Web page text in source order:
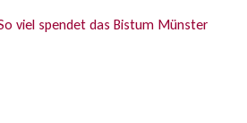
viel spendet das Bistum Münster